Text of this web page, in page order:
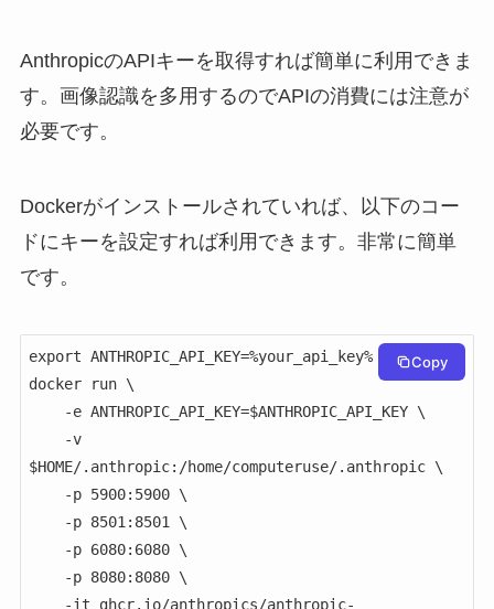
AnthropicのAPIキーを取得すれば簡単に利用できま
す。画像認識を多用するのでAPIの消費には注意が
必要です。
Dockerがインストールされていれば、以下のコー
ドにキーを設定すれば利用できます。非常に簡単
です。
export ANTHROPIC_API_KEY=%your_api_key%
docker run \
$HOME/.anthropic:/home/computeruse/.anthropic \
Copy